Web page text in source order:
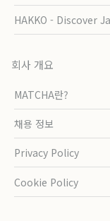
HAKKO - Discover
회사 개요
MATCHA란?
채용 정보
Privacy Policy
Cookie Policy